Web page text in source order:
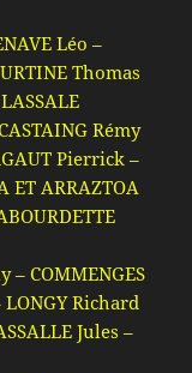
Léo –
Thomas
Rémy
Pierrick –
ET ARRAZTOA
– COMMENGES
LONGY Richard
Jules –